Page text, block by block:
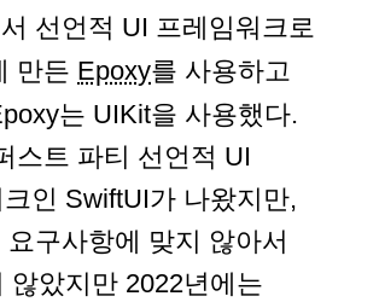
선언적 UI 프레임워크로
만든 Epoxy를 사용하고
는 UIKit을 사용했다.
스트 파티 선언적 UI
인 SwiftUI가 나왔지만,
요구사항에 맞지 않아서
않았지만 2022년에는